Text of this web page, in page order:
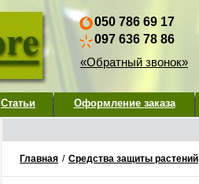
050 786 69 17
097 636 78 86
«Обратный звонок»
Статьи Оформление заказа
Главная / Средства защиты растений